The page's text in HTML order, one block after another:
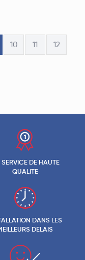
10 11 12
SERVICE DE HAUTE
QUALITE
DANS LES
DELAIS